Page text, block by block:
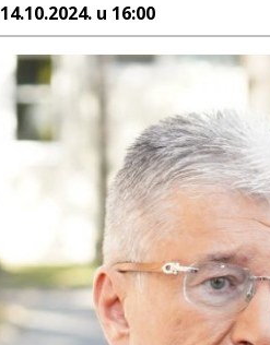
14.10.2024. u 16:00